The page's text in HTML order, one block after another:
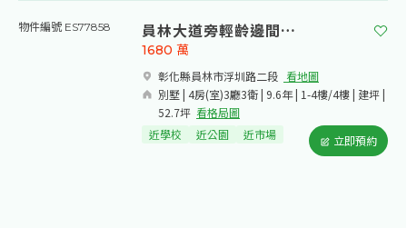
物件編號 ES77858 員林大道旁輕齡邊間車墅
彰化縣員林市浮圳路二段​ 看地圖
別墅 | 4房(室)3廳3衛 | 9.6年 | 1-4樓/4樓 | 建坪 |
52.7坪 看格局圖
1680 萬
近學校 近公園 近市場 立即預約